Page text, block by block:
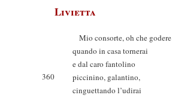
Livietta
Mio consorte, oh che godere
quando in casa tornerai
e dal caro fantolino
360
piccinino, galantino,
cinguettando l’udirai